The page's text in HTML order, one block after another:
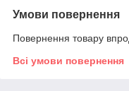
Умови повернення
Повернення товару
Всі умови повернення